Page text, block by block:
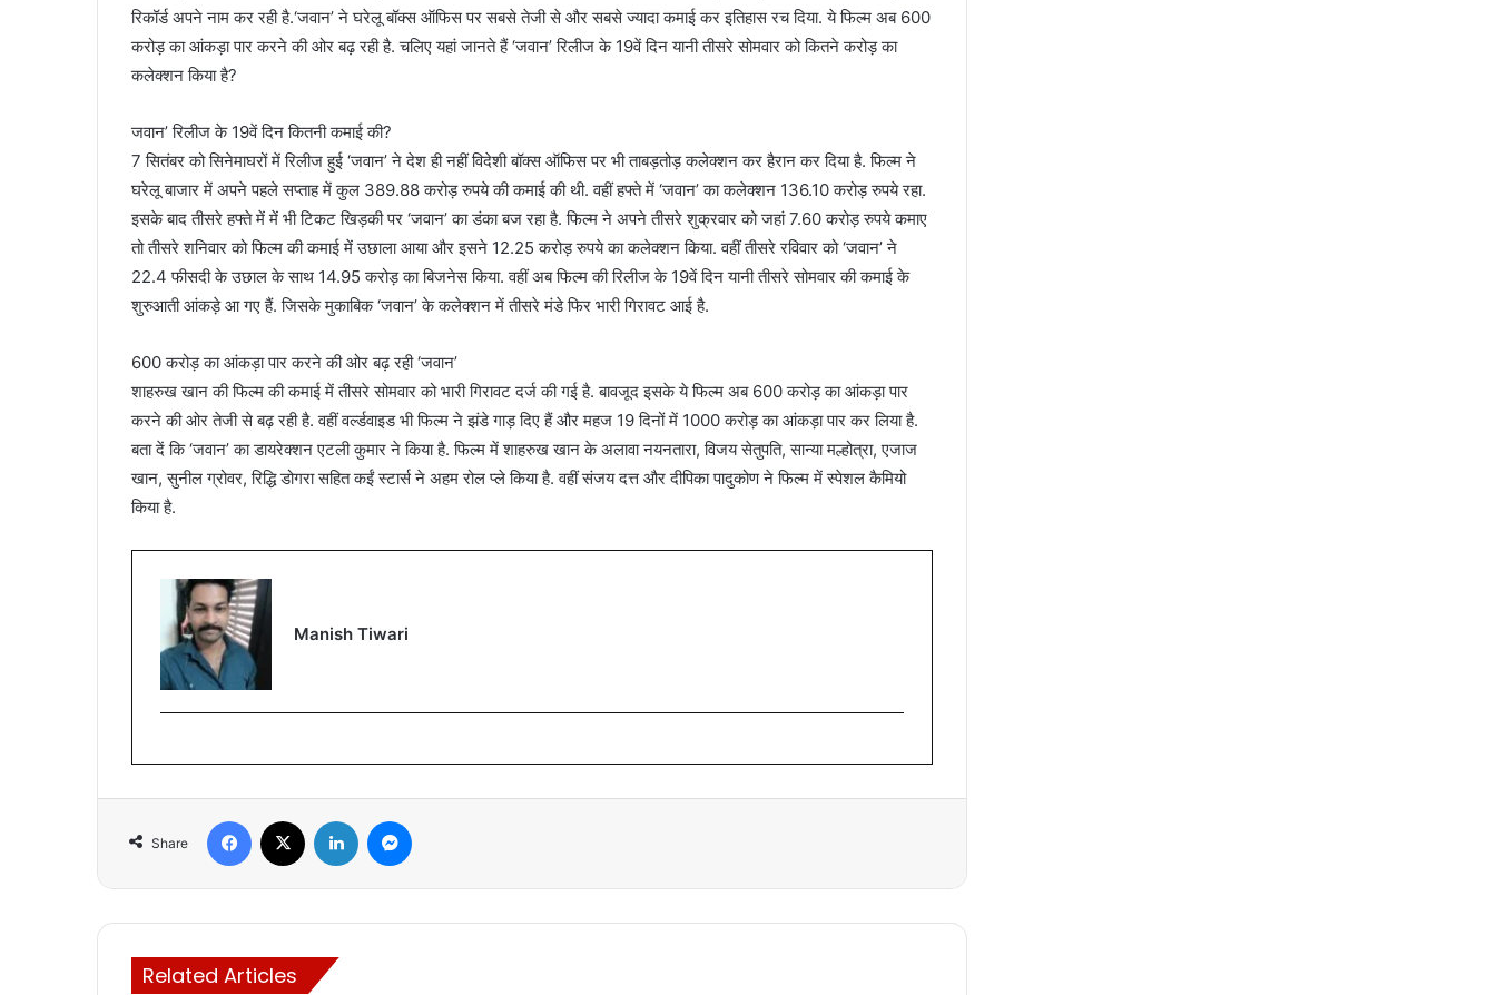
रिकॉर्ड अपने नाम कर रही है.‘जवान’ ने घरेलू बॉक्स ऑफिस पर सबसे तेजी से और सबसे ज्यादा कमाई कर इतिहास रच दिया. ये फिल्म अब 600
करोड़ का आंकड़ा पार करने की ओर बढ़ रही है. चलिए यहां जानते हैं ‘जवान’ रिलीज के 19वें दिन यानी तीसरे सोमवार को कितने करोड़ का
कलेक्शन किया है?
जवान’ रिलीज के 19वें दिन कितनी कमाई की?
7 सितंबर को सिनेमाघरों में रिलीज हुई ‘जवान’ ने देश ही नहीं विदेशी बॉक्स ऑफिस पर भी ताबड़तोड़ कलेक्शन कर हैरान कर दिया है. फिल्म ने
घरेलू बाजार में अपने पहले सप्ताह में कुल 389.88 करोड़ रुपये की कमाई की थी. वहीं हफ्ते में ‘जवान’ का कलेक्शन 136.10 करोड़ रुपये रहा.
इसके बाद तीसरे हफ्ते में में भी टिकट खिड़की पर ‘जवान’ का डंका बज रहा है. फिल्म ने अपने तीसरे शुक्रवार को जहां 7.60 करोड़ रुपये कमाए
तो तीसरे शनिवार को फिल्म की कमाई में उछाला आया और इसने 12.25 करोड़ रुपये का कलेक्शन किया. वहीं तीसरे रविवार को ‘जवान’ ने
22.4 फीसदी के उछाल के साथ 14.95 करोड़ का बिजनेस किया. वहीं अब फिल्म की रिलीज के 19वें दिन यानी तीसरे सोमवार की कमाई के
शुरुआती आंकड़े आ गए हैं. जिसके मुकाबिक ‘जवान’ के कलेक्शन में तीसरे मंडे फिर भारी गिरावट आई है.
600 करोड़ का आंकड़ा पार करने की ओर बढ़ रही ‘जवान’
शाहरुख खान की फिल्म की कमाई में तीसरे सोमवार को भारी गिरावट दर्ज की गई है. बावजूद इसके ये फिल्म अब 600 करोड़ का आंकड़ा पार
करने की ओर तेजी से बढ़ रही है. वहीं वर्ल्डवाइड भी फिल्म ने झंडे गाड़ दिए हैं और महज 19 दिनों में 1000 करोड़ का आंकड़ा पार कर लिया है.
बता दें कि ‘जवान’ का डायरेक्शन एटली कुमार ने किया है. फिल्म में शाहरुख खान के अलावा नयनतारा, विजय सेतुपति, सान्या मल्होत्रा, एजाज
खान, सुनील ग्रोवर, रिद्धि डोगरा सहित कईं स्टार्स ने अहम रोल प्ले किया है. वहीं संजय दत्त और दीपिका पादुकोण ने फिल्म में स्पेशल कैमियो
किया है.
Manish Tiwari
Share
Facebook LinkedIn
Related Articles